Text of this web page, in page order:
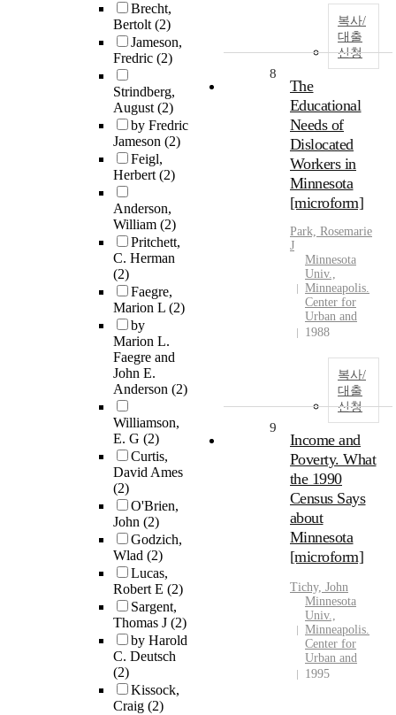
Brecht,
Bertolt(2)
Jameson,
Fredric (2)
Strindberg,
August(2)
by Fredric
Jameson (2)
Feigl,
Herbert(2)
Anderson,
William (2)
Pritchett,
C. Herman
(2)
Faegre,
Marion L (2)
by
Marion L.
Faegre and
John E.
Anderson (2)
Williamson,
E. G (2)
Curtis,
David Ames
(2)
O'Brien,
John (2)
Godzich,
Wlad (2)
Lucas,
Robert E (2)
Sargent,
Thomas J (2)
by Harold
C. Deutsch
(2)
Kissock,
Craig (2)
복사/
대출
신청
8
The
Educational
Needs of
Dislocated
Workers in
Minnesota
[microform]
Park, Rosemarie
J
Minnesota
Univ.,
Minneapolis.
Center for
Urban and
1988
복사/
대출
신청
9
Income and
Poverty. What
the 1990
Census Says
about
Minnesota
[microform]
Tichy, John
Minnesota
Univ.,
Minneapolis.
Center for
Urban and
1995